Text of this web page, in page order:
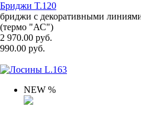
Бриджи T.120
бриджи с декоративными
(термо "АС")
2 970.00 руб.
990.00 руб.
NEW %